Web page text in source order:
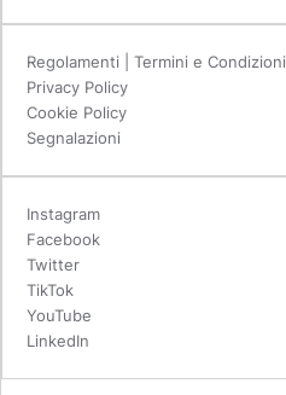
Regolamenti | Termini e Condizioni
Privacy Policy
Cookie Policy
Segnalazioni
Instagram
Facebook
Twitter
TikTok
YouTube
LinkedIn